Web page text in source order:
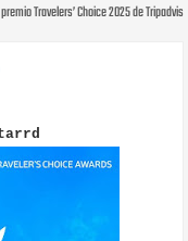
Travelers’ Choice 2025 de